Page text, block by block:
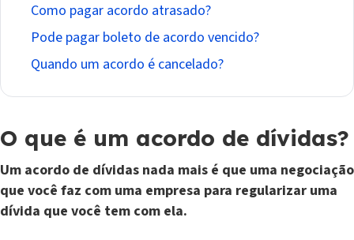
Como pagar acordo atrasado?
Pode pagar boleto de acordo vencido?
Quando um acordo é cancelado?
O que é um acordo de dívidas?
Um acordo de dívidas nada mais é que uma negociação
que você faz com uma empresa para regularizar uma
dívida que você tem com ela.